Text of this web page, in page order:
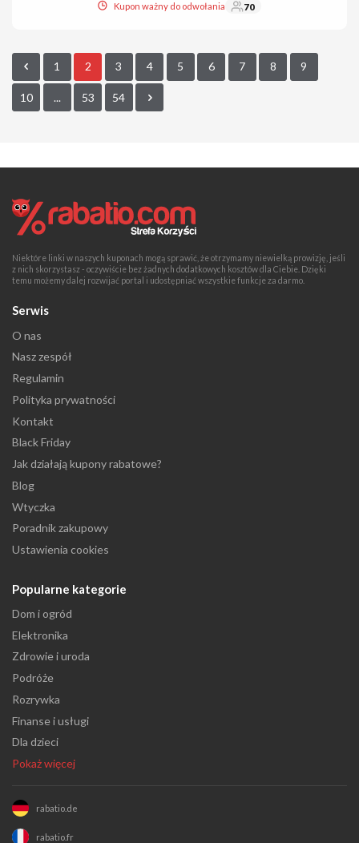
Kupon ważny do odwołania 70
1 2 3 4 5 6 7 8 9
10 ... 53 54
Niektóre linki w naszych kuponach mogą sprawić, że otrzymamy niewielką prowizję, jeśli
z nich skorzystasz - oczywiście bez żadnych dodatkowych kosztów dla Ciebie. Dzięki
temu możemy dalej rozwijać portal i udostępniać wszystkie funkcje za darmo.
Serwis
O nas
Nasz zespół
Regulamin
Polityka prywatności
Kontakt
Black Friday
Jak działają kupony rabatowe?
Blog
Wtyczka
Poradnik zakupowy
Ustawienia cookies
Popularne kategorie
Dom i ogród
Elektronika
Zdrowie i uroda
Podróże
Rozrywka
Finanse i usługi
Dla dzieci
Pokaż więcej
rabatio.de
rabatio.fr